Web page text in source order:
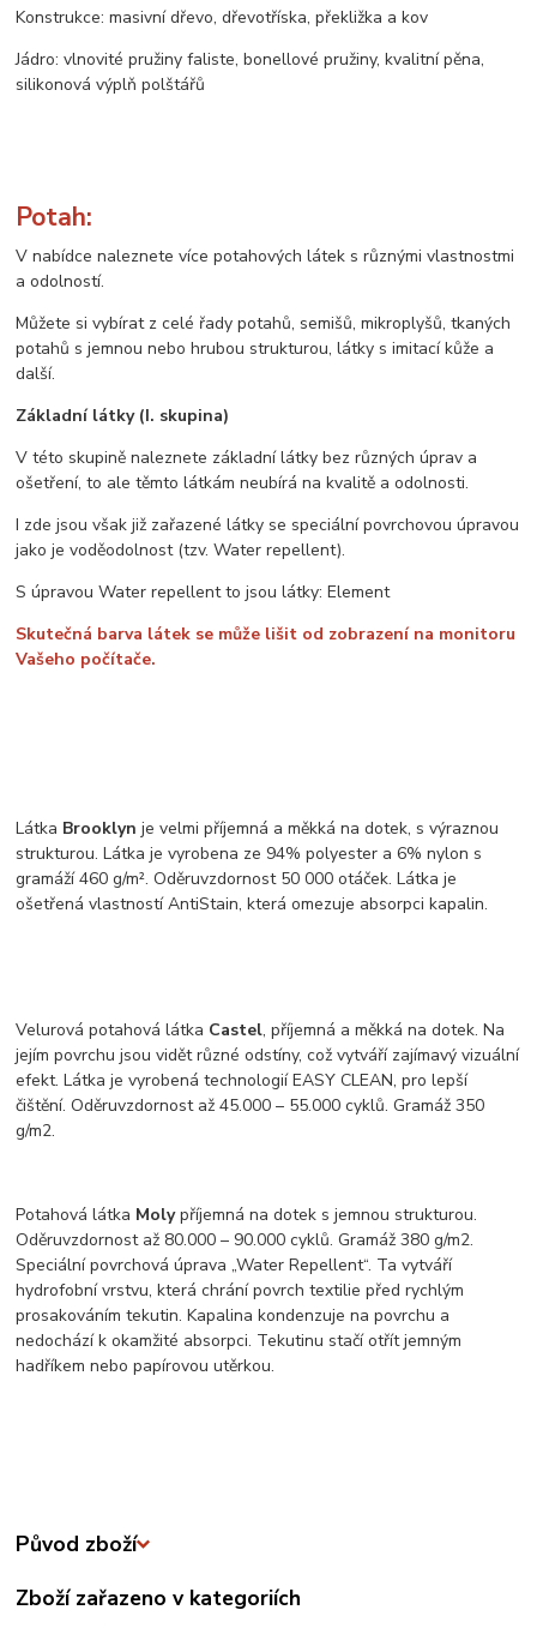
Konstrukce: masivní dřevo, dřevotříska, překližka a kov
Jádro: vlnovité pružiny faliste, bonellové pružiny, kvalitní pěna,
silikonová výplň polštářů
Potah:
V nabídce naleznete více potahových látek s různými vlastnostmi
a odolností.
Můžete si vybírat z celé řady potahů, semišů, mikroplyšů, tkaných
potahů s jemnou nebo hrubou strukturou, látky s imitací kůže a
další.
Základní látky (I. skupina)
V této skupině naleznete základní látky bez různých úprav a
ošetření, to ale těmto látkám neubírá na kvalitě a odolnosti.
I zde jsou však již zařazené látky se speciální povrchovou úpravou
jako je voděodolnost (tzv. Water repellent).
S úpravou Water repellent to jsou látky: Element
Skutečná barva látek se může lišit od zobrazení na monitoru
Vašeho počítače.
Látka Brooklyn je velmi příjemná a měkká na dotek, s výraznou
strukturou. Látka je vyrobena ze 94% polyester a 6% nylon s
gramáží 460 g/m². Oděruvzdornost 50 000 otáček. Látka je
ošetřená vlastností AntiStain, která omezuje absorpci kapalin.
Velurová potahová látka Castel, příjemná a měkká na dotek. Na
jejím povrchu jsou vidět různé odstíny, což vytváří zajímavý vizuální
efekt. Látka je vyrobená technologií EASY CLEAN, pro lepší
čištění. Oděruvzdornost až 45.000 – 55.000 cyklů. Gramáž 350
g/m2.
Potahová látka Molypříjemná na dotek s jemnou strukturou.
Oděruvzdornost až 80.000 – 90.000 cyklů. Gramáž 380 g/m2.
Speciální povrchová úprava „Water Repellent“. Ta vytváří
hydrofobní vrstvu, která chrání povrch textilie před rychlým
prosakováním tekutin. Kapalina kondenzuje na povrchu a
nedochází k okamžité absorpci. Tekutinu stačí otřít jemným
hadříkem nebo papírovou utěrkou.
Původ zboží
Zboží zařazeno v kategoriích